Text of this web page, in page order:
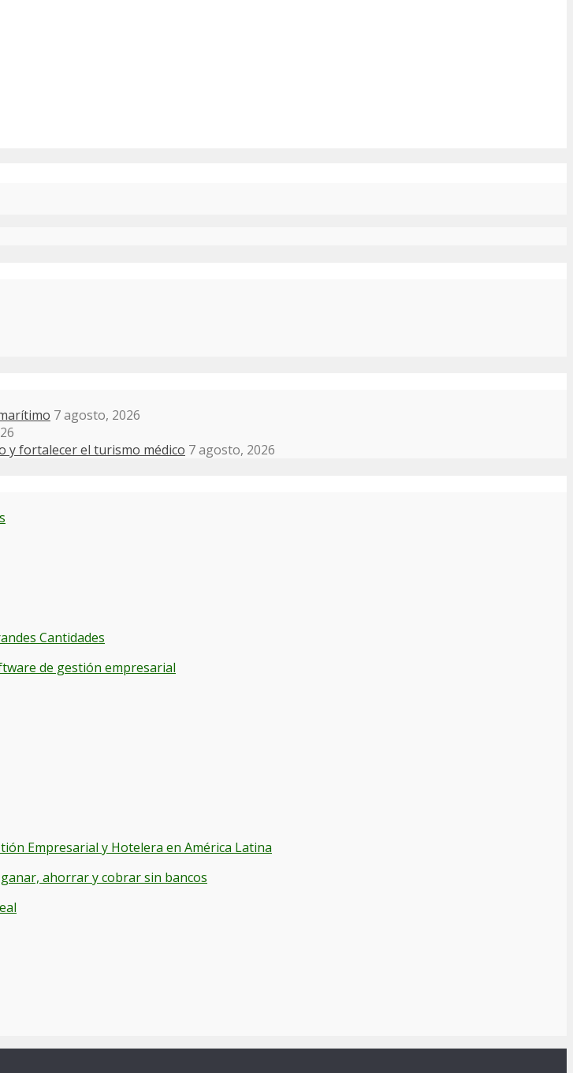
7 agosto, 2026
y fortalecer el turismo médico 7 agosto, 2026
Cantidades
de gestión empresarial
Empresarial y Hotelera en América Latina
ahorrar y cobrar sin bancos